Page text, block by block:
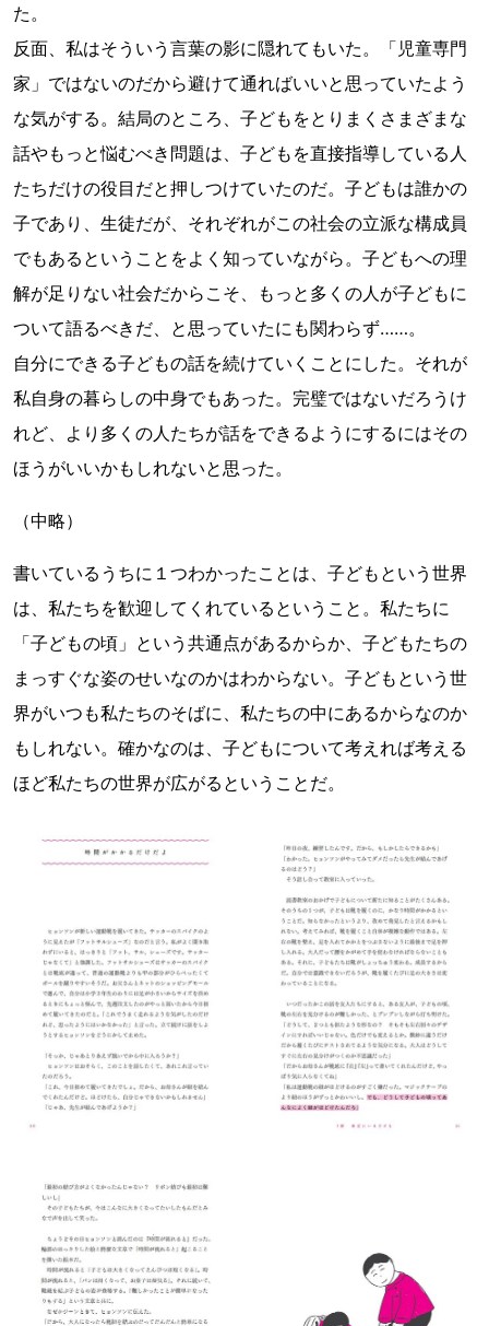
た。
反面、私はそういう言葉の影に隠れてもいた。「児童専門
家」ではないのだから避けて通ればいいと思っていたよう
な気がする。結局のところ、子どもをとりまくさまざまな
話やもっと悩むべき問題は、子どもを直接指導している人
たちだけの役目だと押しつけていたのだ。子どもは誰かの
子であり、生徒だが、それぞれがこの社会の立派な構成員
でもあるということをよく知っていながら。子どもへの理
解が足りない社会だからこそ、もっと多くの人が子どもに
ついて語るべきだ、と思っていたにも関わらず……。
自分にできる子どもの話を続けていくことにした。それが
私自身の暮らしの中身でもあった。完璧ではないだろうけ
れど、より多くの人たちが話をできるようにするにはその
ほうがいいかもしれないと思った。
（中略）
書いているうちに１つわかったことは、子どもという世界
は、私たちを歓迎してくれているということ。私たちに
「子どもの頃」という共通点があるからか、子どもたちの
まっすぐな姿のせいなのかはわからない。子どもという世
界がいつも私たちのそばに、私たちの中にあるからなのか
もしれない。確かなのは、子どもについて考えれば考える
ほど私たちの世界が広がるということだ。